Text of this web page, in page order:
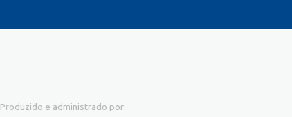
Produzido e administrado por: